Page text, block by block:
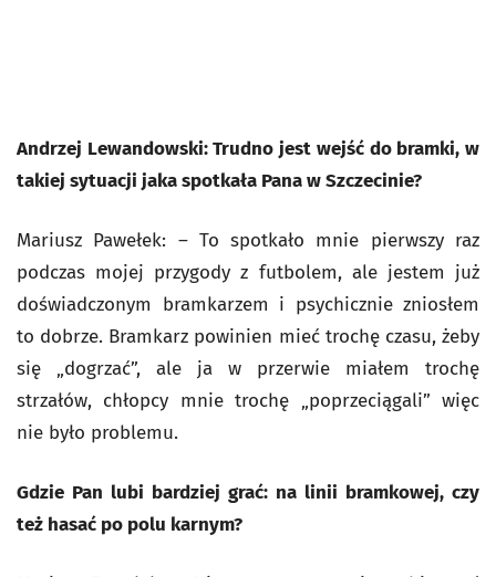
Andrzej Lewandowski: Trudno jest wejść do bramki, w
takiej sytuacji jaka spotkała Pana w Szczecinie?
Mariusz Pawełek: – To spotkało mnie pierwszy raz
podczas mojej przygody z futbolem, ale jestem już
doświadczonym bramkarzem i psychicznie zniosłem
to dobrze. Bramkarz powinien mieć trochę czasu, żeby
się „dogrzać”, ale ja w przerwie miałem trochę
strzałów, chłopcy mnie trochę „poprzeciągali” więc
nie było problemu.
Gdzie Pan lubi bardziej grać: na linii bramkowej, czy
też hasać po polu karnym?